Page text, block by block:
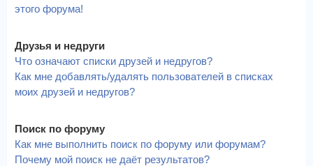
этого форума!
Друзья и недруги
Что означают списки друзей и недругов?
Как мне добавлять/удалять пользователей в списках
моих друзей и недругов?
Поиск по форуму
Как мне выполнить поиск по форуму или форумам?
Почему мой поиск не даёт результатов?